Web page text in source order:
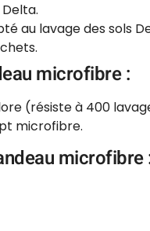
au lavage des sols
microfibre :
(résiste à 400
microfibre.
microfibre